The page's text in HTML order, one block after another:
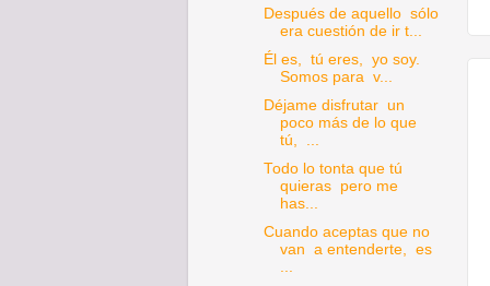
Después de aquello sólo
era cuestión de ir t...
Él es, tú eres, yo soy.
Somos para v...
Déjame disfrutar un
poco más de lo que
tú, ...
Todo lo tonta que tú
quieras pero me
has...
Cuando aceptas que no
van a entenderte, es
...